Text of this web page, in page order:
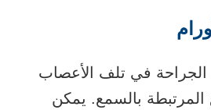
في تلف الأعصاب
المرتبطة بالسمع. يمكن